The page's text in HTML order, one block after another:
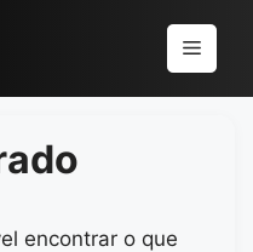
Menu
encontrar o que